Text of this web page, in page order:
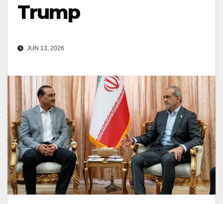
Trump
JUN 13, 2026